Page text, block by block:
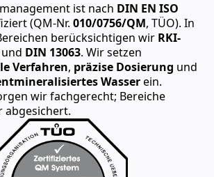
ist nach DIN EN ISO
(QM-Nr. 010/0756/QM, TÜO). In
berücksichtigen wir RKI-
und DIN 13063. Wir setzen
Verfahren, präzise Dosierung und
Wasserein.
wir fachgerecht; Bereiche
abgesichert.